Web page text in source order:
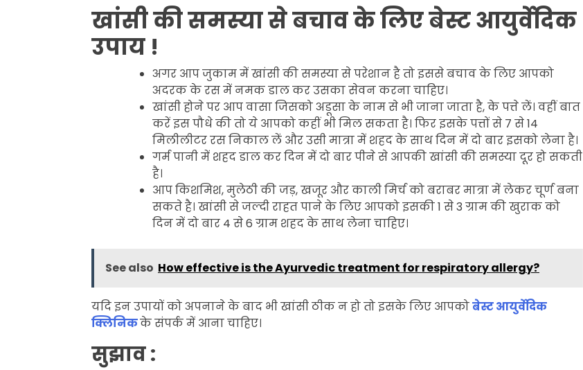
खांसी की समस्या से बचाव के लिए बेस्ट आयुर्वेदिक
उपाय !
अगर आप जुकाम में खांसी की समस्या से परेशान है तो इससे बचाव के लिए आपको
अदरक के रस में नमक डाल कर उसका सेवन करना चाहिए।
खांसी होने पर आप वासा जिसको अडूसा के नाम से भी जाना जाता है, के पत्ते लें। वहीं बात
करें इस पौधे की तो ये आपको कहीं भी मिल सकता है। फिर इसके पत्तों से 7 से 14
मिलीलीटर रस निकाल लें और उसी मात्रा में शहद के साथ दिन में दो बार इसको लेना है।
गर्म पानी में शहद डाल कर दिन में दो बार पीने से आपकी खांसी की समस्या दूर हो सकती
है।
आप किशमिश, मुलेठी की जड़, खजूर और काली मिर्च को बराबर मात्रा में लेकर चूर्ण बना
सकते है। खांसी से जल्दी राहत पाने के लिए आपको इसकी 1 से 3 ग्राम की खुराक को
दिन में दो बार 4 से 6 ग्राम शहद के साथ लेना चाहिए।
See also How effective is the Ayurvedic treatment for respiratory allergy?
यदि इन उपायों को अपनाने के बाद भी खांसी ठीक न हो तो इसके लिए आपकोबेस्ट आयुर्वेदिक
क्लिनिकके संपर्क में आना चाहिए।
सुझाव :